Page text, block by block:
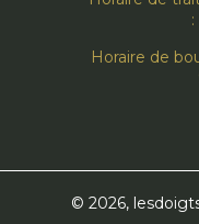
Horaire de
© 2026,